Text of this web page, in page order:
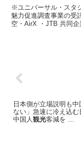
※ユニバーサル・スタ
魅力促進調査事業の受
空・AirX ・JTB 共同
日本側が立場説明も
ない」急速に冷え込
中国人 観光客減を …